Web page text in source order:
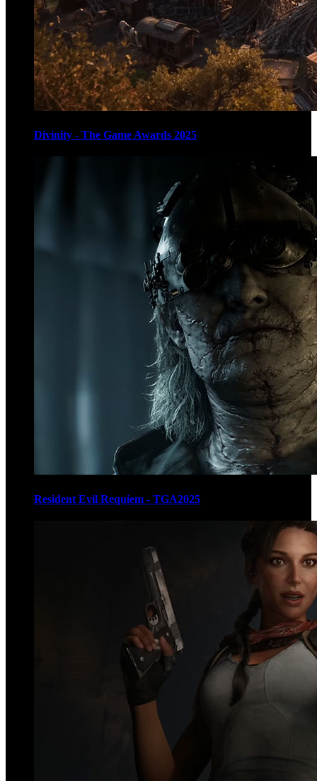
Divinity - The Game Awards 2025
Resident Evil Requiem - TGA2025